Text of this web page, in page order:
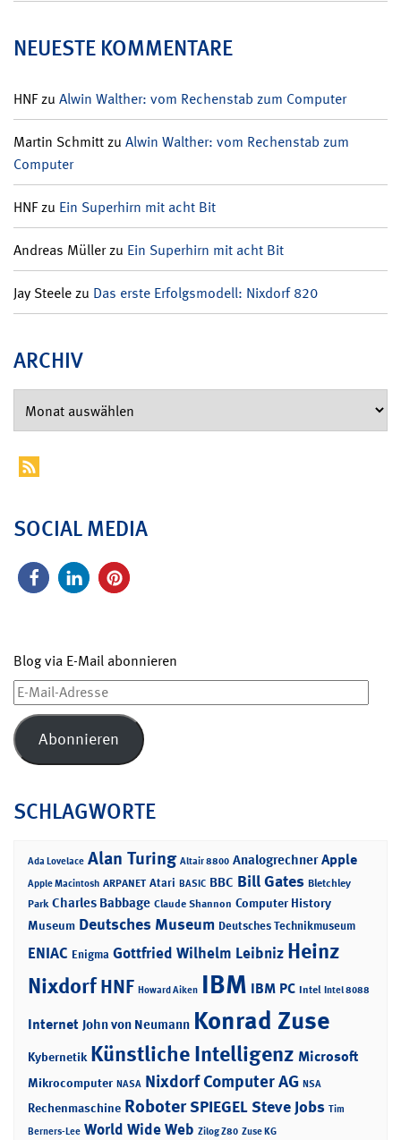
NEUESTE KOMMENTARE
HNFzu Alwin Walther: vom Rechenstab zum Computer
Martin Schmittzu Alwin Walther: vom Rechenstab zum
Computer
HNFzu Ein Superhirn mit acht Bit
Andreas Müllerzu Ein Superhirn mit acht Bit
Jay Steelezu Das erste Erfolgsmodell: Nixdorf 820
ARCHIV
SOCIAL MEDIA
Blog via E-Mail abonnieren
E-
Mail-
Adresse
Abonnieren
SCHLAGWORTE
Ada Lovelace Alan Turing Altair 8800 Analogrechner Apple
Apple Macintosh ARPANET Atari BASIC BBC Bill Gates Bletchley
Park Charles Babbage Claude Shannon Computer History
Museum Deutsches Museum Deutsches Technikmuseum
ENIAC Enigma Gottfried Wilhelm Leibniz Heinz
NixdorfHNF Howard Aiken IBM IBM PC Intel Intel 8088
Internet John von Neumann Konrad Zuse
Kybernetik Künstliche Intelligenz Microsoft
Mikrocomputer NASA Nixdorf Computer AG NSA
Rechenmaschine RoboterSPIEGELSteve Jobs Tim
Berners-Lee World Wide Web Zilog Z80 Zuse KG